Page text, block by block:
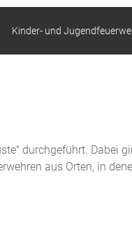
Kinder- und
durchgeführt. Dabei
aus Orten, in